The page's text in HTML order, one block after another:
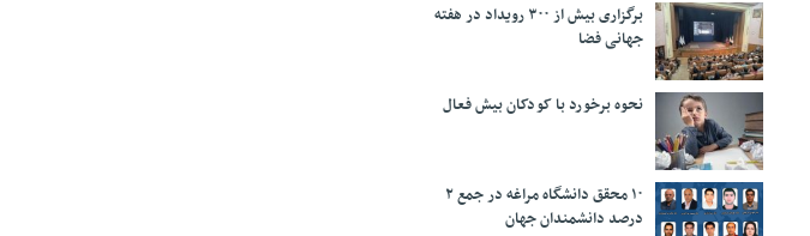
برگزاری بیش از ۳۰۰ رویداد در هفته
جهانی فضا
نحوه برخورد با کودکان بیش فعال
۱۰ محقق دانشگاه مراغه در جمع ۲
درصد دانشمندان جهان